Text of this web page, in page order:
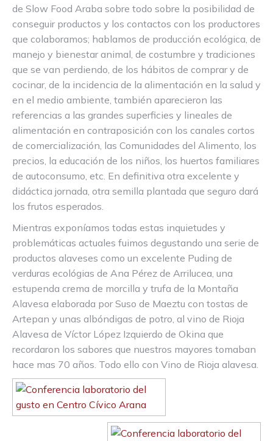
de Slow Food Araba sobre todo sobre la posibilidad de
conseguir productos y los contactos con los productores
que colaboramos; hablamos de producción ecológica, de
manejo y bienestar animal, de costumbre y tradiciones
que se van perdiendo, de los hábitos de comprar y de
cocinar, de la incidencia de la alimentación en la salud y
en el medio ambiente, también aparecieron las
referencias a las grandes superficies y lineales de
alimentación en contraposición con los canales cortos
de comercialización, las Comunidades del Alimento, los
precios, la educación de los niños, los huertos familiares
de autoconsumo, etc. En definitiva otra excelente y
didáctica jornada, otra semilla plantada que seguro dará
los frutos esperados.
Mientras exponíamos todas estas inquietudes y
problemáticas actuales fuimos degustando una serie de
productos alaveses como un excelente Puding de
verduras ecológias de Ana Pérez de Arrilucea, una
estupenda crema de morcilla y trufa de la Montaña
Alavesa elaborada por Suso de Maeztu con tostas de
Artepan y unas albóndigas de potro, al vino de Rioja
Alavesa de Víctor López Izquierdo de Okina que
recordaron los sabores que nuestros mayores tomaban
hace mas 70 años. Todo ello con Vino de Rioja alavesa.